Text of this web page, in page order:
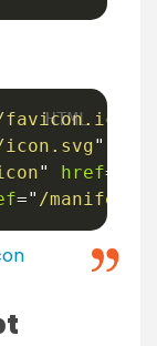
"
" href=
=" /